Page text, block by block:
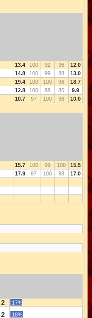
13.4 100 92 96
12.0
14.8 100 99 88
13.0
19.4 100 100 96
18.7
12.8 100 88 86
9.9
10.7 97 100 96 10.0
15.7 100 99 100
15.5
17.9 97 100 98 17.0
2
17%
2
18%